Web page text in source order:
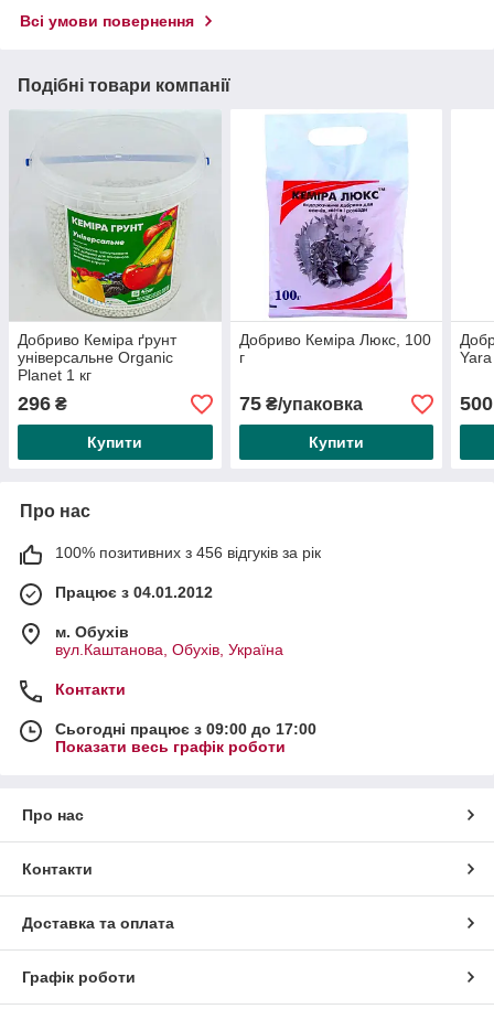
Всі умови повернення
Подібні товари компанії
Добриво Кеміра ґрунт
універсальне Organic
Planet 1 кг
296 ₴
Купити
Добриво Кеміра Люкс, 100
г
75₴/упаковка
Купити
Yara
500
Про нас
100% позитивних з 456 відгуків за рік
Працює з 04.01.2012
м. Обухів
вул.Каштанова, Обухів, Україна
Контакти
Сьогодні працює з 09:00 до 17:00
Показати весь графік роботи
Про нас
Контакти
Доставка та оплата
Графік роботи